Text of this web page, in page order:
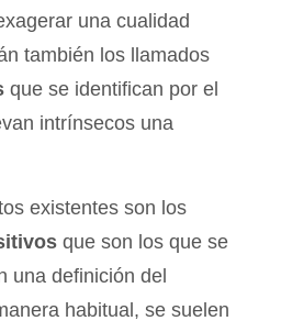
una cualidad
también los llamados
que se identifican por el
intrínsecos una
existentes son los
que son los que se
una definición del
habitual, se suelen